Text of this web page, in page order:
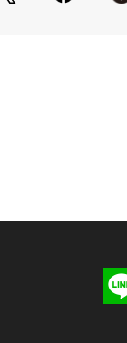
質だとロングシー
イテムとの相性抜
、メリハリコーデ
のボトムスなら、